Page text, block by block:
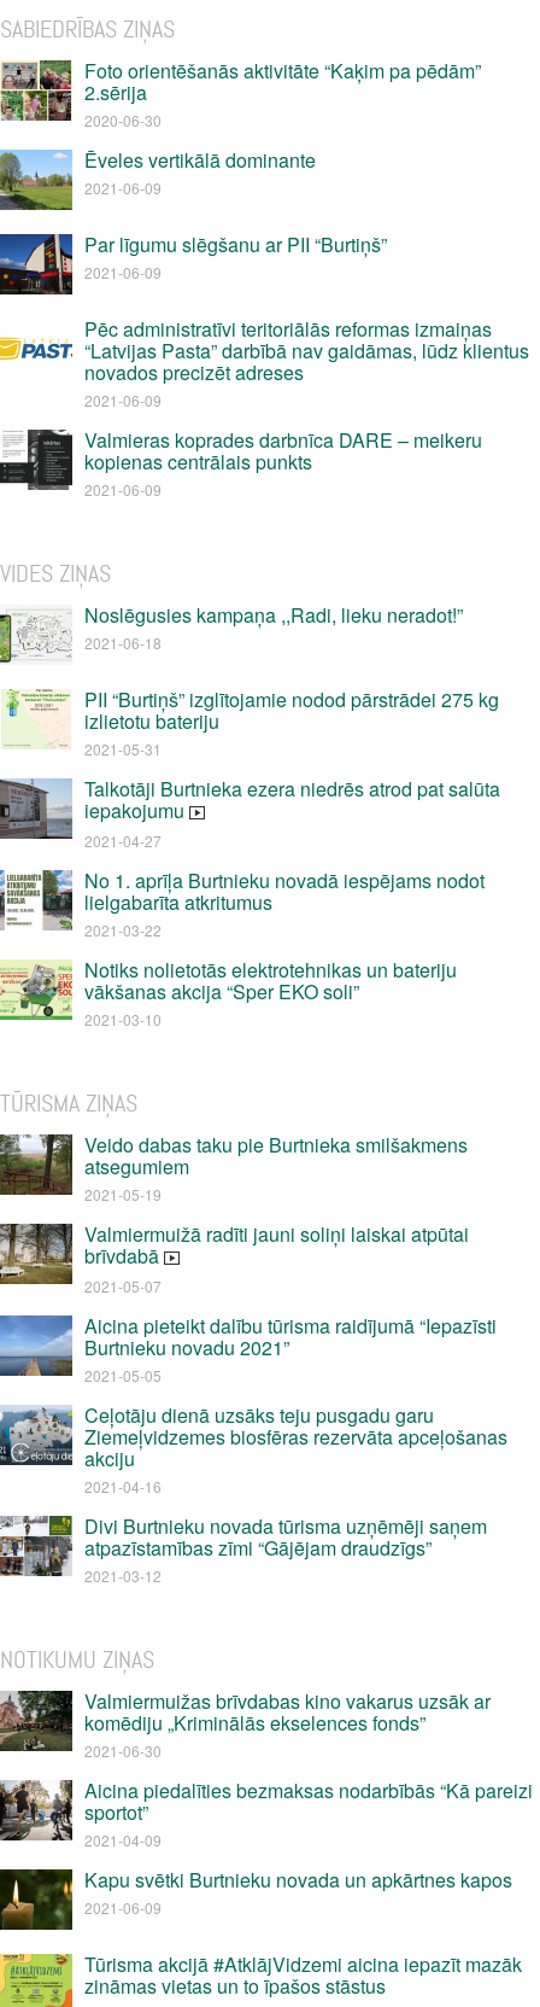
SABIEDRĪBAS ZIŅAS
Foto orientēšanās aktivitāte “Kaķim pa pēdām”
2.sērija
2020-06-30
Ēveles vertikālā dominante
2021-06-09
Par līgumu slēgšanu ar PII “Burtiņš”
2021-06-09
Pēc administratīvi teritoriālās reformas izmaiņas
“Latvijas Pasta” darbībā nav gaidāmas, lūdz klientus
novados precizēt adreses
2021-06-09
Valmieras koprades darbnīca DARE – meikeru
kopienas centrālais punkts
2021-06-09
VIDES ZIŅAS
Noslēgusies kampaņa ,,Radi, lieku neradot!”
2021-06-18
PII “Burtiņš” izglītojamie nodod pārstrādei 275 kg
izlietotu bateriju
2021-05-31
Talkotāji Burtnieka ezera niedrēs atrod pat salūta
iepakojumu
2021-04-27
No 1. aprīļa Burtnieku novadā iespējams nodot
lielgabarīta atkritumus
2021-03-22
Notiks nolietotās elektrotehnikas un bateriju
vākšanas akcija “Sper EKO soli”
2021-03-10
TŪRISMA ZIŅAS
Veido dabas taku pie Burtnieka smilšakmens
atsegumiem
2021-05-19
Valmiermuižā radīti jauni soliņi laiskai atpūtai
brīvdabā
2021-05-07
Aicina pieteikt dalību tūrisma raidījumā “Iepazīsti
Burtnieku novadu 2021”
2021-05-05
Ceļotāju dienā uzsāks teju pusgadu garu
Ziemeļvidzemes biosfēras rezervāta apceļošanas
akciju
2021-04-16
Divi Burtnieku novada tūrisma uzņēmēji saņem
atpazīstamības zīmi “Gājējam draudzīgs”
2021-03-12
NOTIKUMU ZIŅAS
Valmiermuižas brīvdabas kino vakarus uzsāk ar
komēdiju „Kriminālās ekselences fonds”
2021-06-30
Aicina piedalīties bezmaksas nodarbībās “Kā pareizi
sportot”
2021-04-09
Kapu svētki Burtnieku novada un apkārtnes kapos
2021-06-09
Tūrisma akcijā #AtklājVidzemi aicina iepazīt mazāk
zināmas vietas un to īpašos stāstus